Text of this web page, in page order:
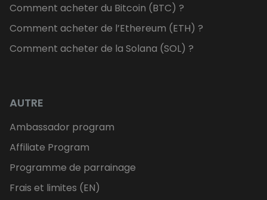
Comment acheter du Bitcoin (BTC) ?
Comment acheter de l’Ethereum (ETH) ?
Comment acheter de la Solana (SOL) ?
AUTRE
Ambassador program
Affiliate Program
Programme de parrainage
Frais et limites (EN)